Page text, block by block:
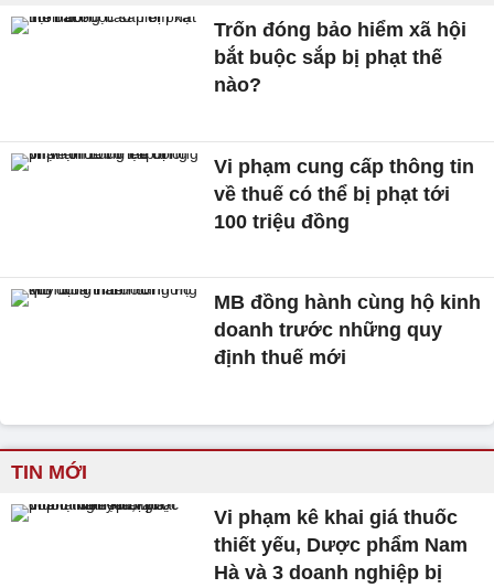
Trốn đóng bảo hiểm xã hội
bắt buộc sắp bị phạt thế
nào?
Vi phạm cung cấp thông tin
về thuế có thể bị phạt tới
100 triệu đồng
MB đồng hành cùng hộ kinh
doanh trước những quy
định thuế mới
TIN MỚI
Vi phạm kê khai giá thuốc
thiết yếu, Dược phẩm Nam
Hà và 3 doanh nghiệp bị